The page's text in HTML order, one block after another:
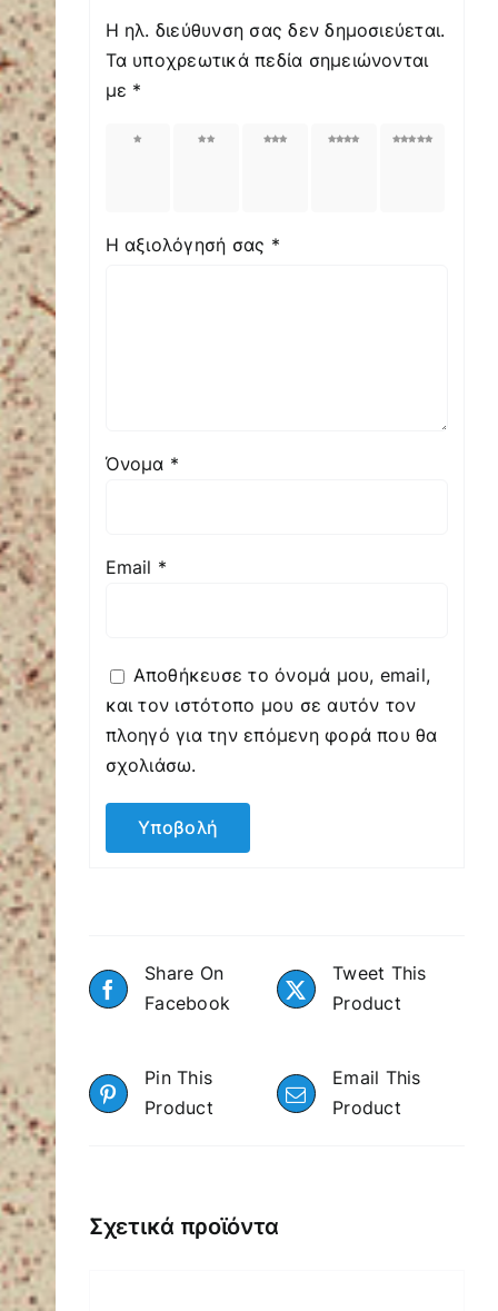
Η ηλ. διεύθυνση σας δεν δημοσιεύεται.
Τα υποχρεωτικά πεδία σημειώνονται
με *
3
4
5
Η αξιολόγησή σας *
Όνομα *
Email *
Αποθήκευσε το όνομά μου, email,
και τον ιστότοπο μου σε αυτόν τον
πλοηγό για την επόμενη φορά που θα
σχολιάσω.
Share On
Facebook
Tweet This
Product
Pin This
Product
Email This
Product
Σχετικά προϊόντα